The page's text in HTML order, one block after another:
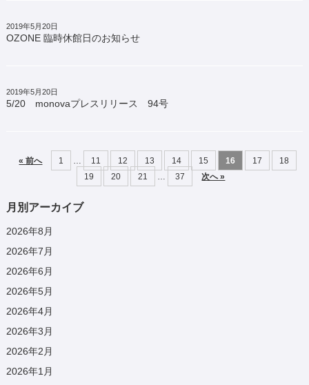
2019年5月20日
OZONE 臨時休館日のお知らせ
2019年5月20日
5/20 monovaプレスリリース 94号
« 前へ 1 11 12 13 14 15 16 17
18
19
20 21 37 次へ »
月別アーカイブ
2026年8月
2026年7月
2026年6月
2026年5月
2026年4月
2026年3月
2026年2月
2026年1月